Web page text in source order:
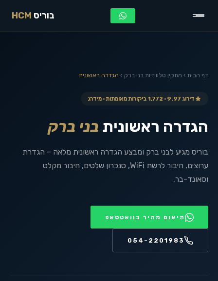
בוריס HCM
דף הבית › מתקין טלוויזיות בני ברק › הגדרה ראשונית
דירוג 9.97 · 1,772 ביקורות מאומתות · מידרג
הגדרה ראשונית בני ברק
בוריס מגיע לבני ברק ומבצע הגדרה ראשונית מלאה – הגדרת
ערוצים, חיבור לרשת WiFi, סנכרון שלטים, חיבור מקלט
וסאונד-בר.
תיאום מהיר בוואטסאפ
054-2201983